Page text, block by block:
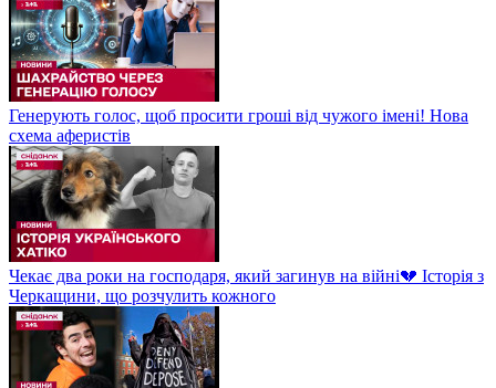
Генерують голос, щоб просити гроші від чужого імені! Нова
схема аферистів
Чекає два роки на господаря, який загинув на війні💔 Історія з
Черкащини, що розчулить кожного